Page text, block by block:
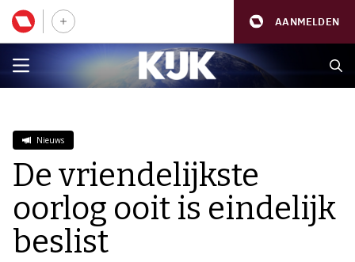
AANMELDEN
Nieuws
De vriendelijkste
oorlog ooit is eindelijk
beslist